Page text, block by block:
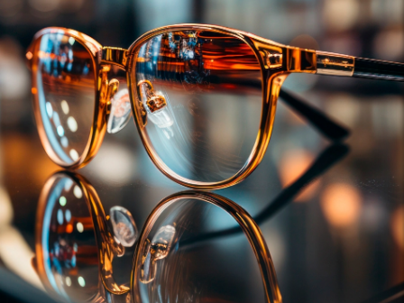
pessoas que passam muito tempo em frente à tela do
computador ou televisão.
Filtro de luz azul
Protege seus olhos da luz emitida por telas de celulares e tablets.
Lentes transitions
Escurecem automaticamente na luz do sol para proteger seus
olhos da radiação UV, funcionando como óculos de sol.
Clip-on
A definição perfeita de funcionalidade e praticidade em um único
acessório. Essa opção de óculos de grau conta com um clip
magnético nas pontas das lentes e no centro, possibilitando o
encaixe perfeito de lentes com proteção solar e, também, caso o